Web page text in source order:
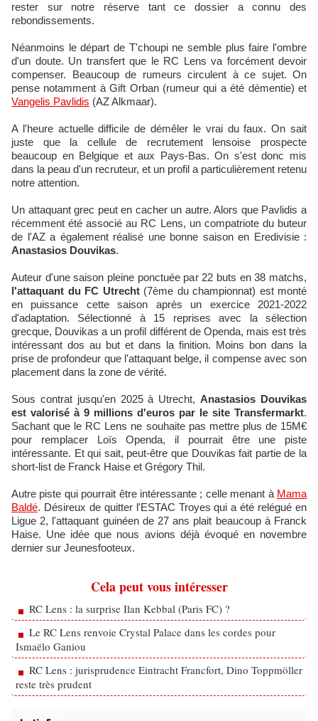
rester sur notre réserve tant ce dossier a connu des
rebondissements.
Néanmoins le départ de T'choupi ne semble plus faire l'ombre
d'un doute. Un transfert que le RC Lens va forcément devoir
compenser. Beaucoup de rumeurs circulent à ce sujet. On
pense notamment à Gift Orban (rumeur qui a été démentie) et
Vangelis Pavlidis (AZ Alkmaar).
A l'heure actuelle difficile de démêler le vrai du faux. On sait
juste que la cellule de recrutement lensoise prospecte
beaucoup en Belgique et aux Pays-Bas. On s'est donc mis
dans la peau d'un recruteur, et un profil a particulièrement retenu
notre attention.
Un attaquant grec peut en cacher un autre. Alors que Pavlidis a
récemment été associé au RC Lens, un compatriote du buteur
de l'AZ a également réalisé une bonne saison en Eredivisie :
Anastasios Douvikas.
Auteur d'une saison pleine ponctuée par 22 buts en 38 matchs,
l'attaquant du FC Utrecht(7ème du championnat) est monté
en puissance cette saison après un exercice 2021-2022
d'adaptation. Sélectionné à 15 reprises avec la sélection
grecque, Douvikas a un profil différent de Openda, mais est très
intéressant dos au but et dans la finition. Moins bon dans la
prise de profondeur que l'attaquant belge, il compense avec son
placement dans la zone de vérité.
Sous contrat jusqu'en 2025 à Utrecht,Anastasios Douvikas
est valorisé à 9 millions d'euros par le site Transfermarkt.
Sachant que le RC Lens ne souhaite pas mettre plus de 15M€
pour remplacer Loïs Openda, il pourrait être une piste
intéressante. Et qui sait, peut-être que Douvikas fait partie de la
short-list de Franck Haise et Grégory Thil.
Autre piste qui pourrait être intéressante ; celle menant à Mama
Baldé. Désireux de quitter l'ESTAC Troyes qui a été relégué en
Ligue 2, l'attaquant guinéen de 27 ans plait beaucoup à Franck
Haise. Une idée que nous avions déjà évoqué en novembre
dernier sur Jeunesfooteux.
Cela peut vous intéresser
RC Lens : la surprise Ilan Kebbal (Paris FC) ?
Le RC Lens renvoie Crystal Palace dans les cordes pour
Ismaëlo Ganiou
RC Lens : jurisprudence Eintracht Francfort, Dino Toppmöller
reste très prudent